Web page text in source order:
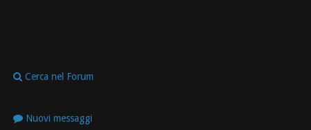
Cerca nel Forum
Nuovi messaggi